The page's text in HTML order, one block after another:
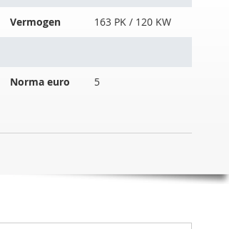
Vermogen 163 PK / 120 KW
Norma euro 5